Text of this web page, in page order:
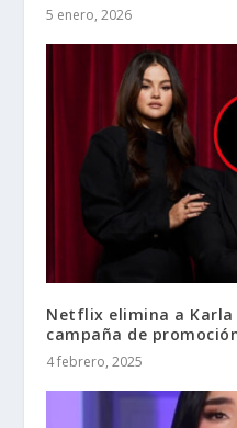
5 enero, 2026
Netflix elimina a Karla
campaña de
4 febrero, 2025